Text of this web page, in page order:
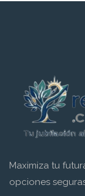
Maximiza tu
opciones